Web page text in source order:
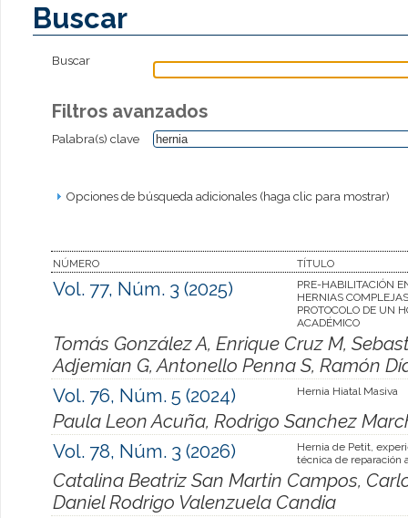
Buscar
Buscar
Filtros avanzados
Palabra(s) clave
Opciones de búsqueda adicionales (haga clic para mostrar)
NÚMERO TÍTULO
Vol. 77, Núm. 3 (2025)
PRE-HABILITACIÓN
HERNIAS
PROTOCOLO DE UN
ACADÉMICO
Tomás González A, Enrique Cruz M,
Adjemian G, Antonello Penna S, Ramón
Vol. 76, Núm. 5 (2024)
Hernia Hiatal Masiva
Paula Leon Acuña, Rodrigo Sanchez
Vol. 78, Núm. 3 (2026)
Hernia de Petit,
técnica de reparación
Catalina Beatriz San Martin Campos,
Daniel Rodrigo Valenzuela Candia